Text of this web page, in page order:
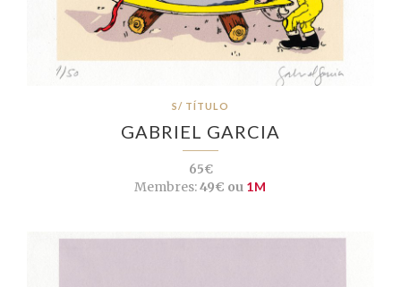
S/ TÍTULO
GABRIEL GARCIA
65€
Membres:49€ ou 1M